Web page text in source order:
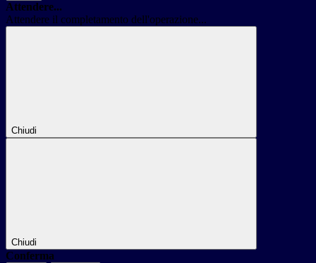
Attendere...
Attendere il completamento dell'operazione...
Chiudi
Chiudi
Conferma